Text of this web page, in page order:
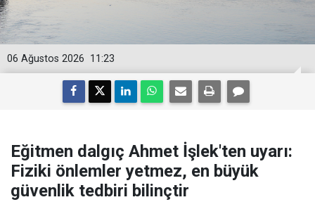
11:23
06 Ağustos 2026
Eğitmen dalgıç Ahmet İşlek'ten uyarı:
Fiziki önlemler yetmez, en büyük
güvenlik tedbiri bilinçtir